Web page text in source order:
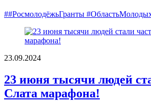
##РосмолодёжьГранты
23.09.2024
23 июня тысячи людей
Слата марафона!